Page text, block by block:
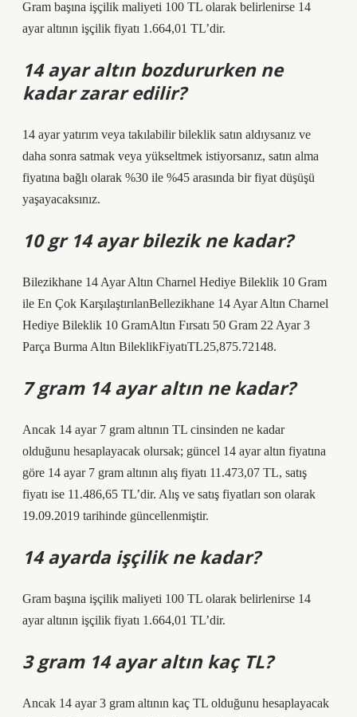
Gram başına işçilik maliyeti 100 TL olarak belirlenirse 14
ayar altının işçilik fiyatı 1.664,01 TL’dir.
14 ayar altın bozdururken ne
kadar zarar edilir?
14 ayar yatırım veya takılabilir bileklik satın aldıysanız ve
daha sonra satmak veya yükseltmek istiyorsanız, satın alma
fiyatına bağlı olarak %30 ile %45 arasında bir fiyat düşüşü
yaşayacaksınız.
10 gr 14 ayar bilezik ne kadar?
Bilezikhane 14 Ayar Altın Charnel Hediye Bileklik 10 Gram
ile En Çok KarşılaştırılanBellezikhane 14 Ayar Altın Charnel
Hediye Bileklik 10 GramAltın Fırsatı 50 Gram 22 Ayar 3
Parça Burma Altın BileklikFiyatıTL25,875.72148.
7 gram 14 ayar altın ne kadar?
Ancak 14 ayar 7 gram altının TL cinsinden ne kadar
olduğunu hesaplayacak olursak; güncel 14 ayar altın fiyatına
göre 14 ayar 7 gram altının alış fiyatı 11.473,07 TL, satış
fiyatı ise 11.486,65 TL’dir. Alış ve satış fiyatları son olarak
19.09.2019 tarihinde güncellenmiştir.
14 ayarda işçilik ne kadar?
Gram başına işçilik maliyeti 100 TL olarak belirlenirse 14
ayar altının işçilik fiyatı 1.664,01 TL’dir.
3 gram 14 ayar altın kaç TL?
Ancak 14 ayar 3 gram altının kaç TL olduğunu hesaplayacak